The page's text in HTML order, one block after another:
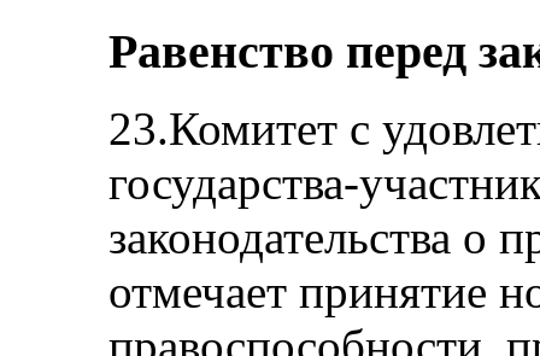
Равенство перед
23.Комитет с
государства-
законодательства о
отмечает принятие